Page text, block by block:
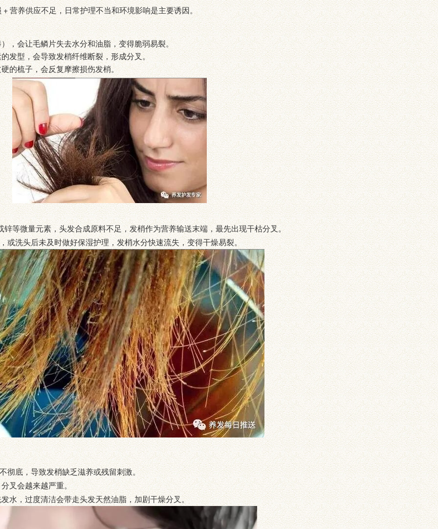
养供应不足，日常护理不当和环境影响是主要诱因。
，会让毛鳞片失去水分和油脂，变得脆弱易裂。
发型，会导致发梢纤维断裂，形成分叉。
的梳子，会反复摩擦损伤发梢。
等微量元素，头发合成原料不足，发梢作为营养输送末端，最先出现干枯分叉。
或洗头后未及时做好保湿护理，发梢水分快速流失，变得干燥易裂。
彻底，导致发梢缺乏滋养或残留刺激。
叉会越来越严重。
水，过度清洁会带走头发天然油脂，加剧干燥分叉。